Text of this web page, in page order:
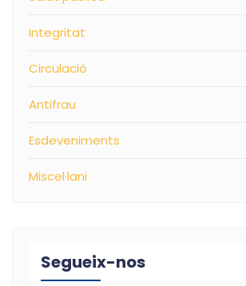
Integritat
Circulació
Antifrau
Esdeveniments
Miscel·lani
Segueix-nos